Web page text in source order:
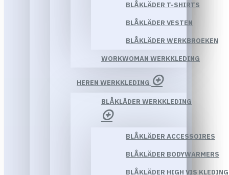
BLÅKLÄDER T-SHIRTS
BLÅKLÄDER VESTEN
BLÅKLÄDER WERKBROEKEN
WORKWOMAN WERKKLEDING
HEREN WERKKLEDING
BLÅKLÄDER WERKKLEDING
BLÅKLÄDER ACCESSOIRES
BLÅKLÄDER BODYWARMERS
BLÅKLÄDER HIGH VIS KLEDING